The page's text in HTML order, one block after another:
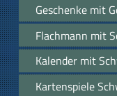
Geschenke mit
Flachmann mit
Kalender mit
Kartenspiele